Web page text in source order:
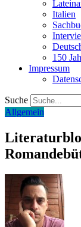
Italien
150
Impressum
Suche
Allgemein